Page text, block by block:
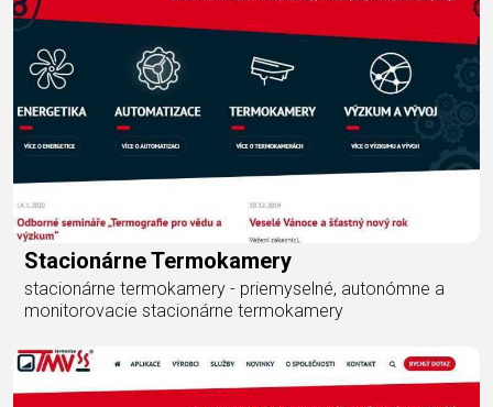
Stacionárne Termokamery
stacionárne termokamery - priemyselné, autonómne a
monitorovacie stacionárne termokamery